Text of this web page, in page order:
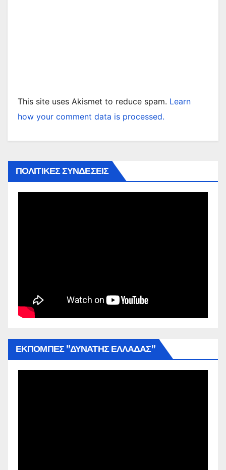
This site uses Akismet to reduce spam. Learn
how your comment data is processed.
ΠΟΛΙΤΙΚΕΣ ΣΥΝΔΕΣΕΙΣ
ΕΚΠΟΜΠΕΣ ”ΔΥΝΑΤΗΣ ΕΛΛΑΔΑΣ”